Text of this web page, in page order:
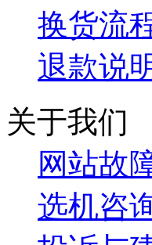
换货流
退款说
关于我们
网站故
选机咨